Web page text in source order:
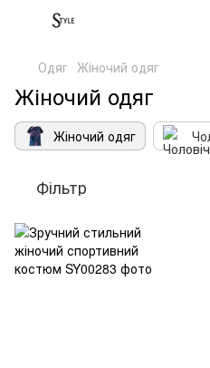
Одяг Жіночий одяг
Жіночий одяг
Жіночий одяг
Фільтр